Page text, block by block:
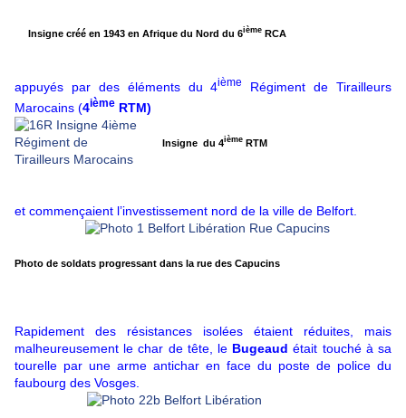
Insigne créé en 1943 en Afrique du Nord du 6ième RCA
appuyés par des éléments du 4ième
Régiment de Tirailleurs
Marocains (4ième RTM)
Insigne du 4ième RTM
et commençaient l’investissement nord de la ville de Belfort.
Photo de soldats progressant dans la rue des Capucins
Rapidement des résistances isolées étaient réduites, mais
malheureusement le char de tête, le Bugeaudétait touché à sa
tourelle par une arme antichar en face du poste de police du
faubourg des Vosges.